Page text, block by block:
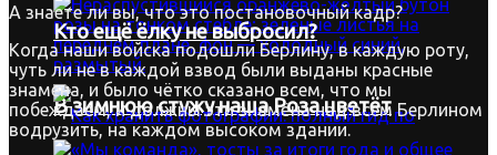
В зимнюю стужу наша Роза цветёт
Кто ещё ёлку не выбросил?
А знаете ли вы, что это постановочный кадр?
Когда наши войска подошли Берлину, в каждую роту,
чуть ли не в каждой взвод были выданы красные
знамена, и было чётко сказано всем, что мы
побеждаем, и должны эти знамёна над всем Берлином
водрузить, на каждом высоком здании.